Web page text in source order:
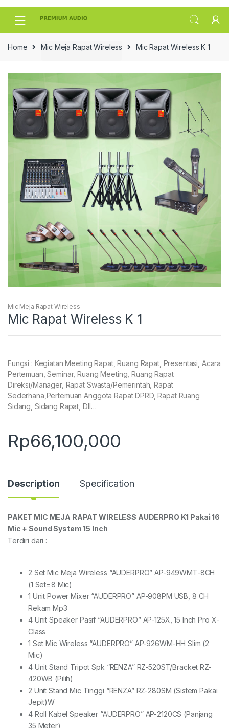
Skip
Skip
Home Mic Meja Rapat Wireless Mic Rapat Wireless K 1
Mic Meja Rapat Wireless
Mic Rapat Wireless K 1
Fungsi : Kegiatan Meeting Rapat, Ruang Rapat, Presentasi, Acara
Pertemuan, Seminar, Ruang Meeting, Ruang Rapat
Direksi/Manager, Rapat Swasta/Pemerintah, Rapat
Sederhana,Pertemuan Anggota Rapat DPRD, Rapat Ruang
Sidang, Sidang Rapat, Dll…
Rp66,100,000
Description Specification
PAKET MIC MEJA RAPAT WIRELESS AUDERPRO K1 Pakai 16
Mic + Sound System 15 Inch
Terdiri dari :
2 Set Mic Meja Wireless “AUDERPRO” AP-949WMT-8CH
(1 Set=8 Mic)
1 Unit Power Mixer “AUDERPRO” AP-908PM USB, 8 CH
Rekam Mp3
4 Unit Speaker Pasif “AUDERPRO” AP-125X, 15 Inch Pro X-
Class
1 Set Mic Wireless “AUDERPRO” AP-926WM-HH Slim (2
Mic)
4 Unit Stand Tripot Spk “RENZA” RZ-520ST/Bracket RZ-
420WB (Pilih)
2 Unit Stand Mic Tinggi “RENZA” RZ-280SM (Sistem Pakai
Jepit)W
4 Roll Kabel Speaker “AUDERPRO” AP-2120CS (Panjang
35 Meter)